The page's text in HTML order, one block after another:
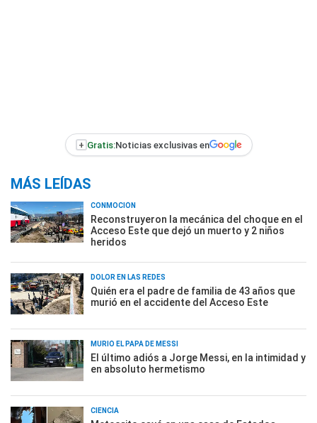
+ Gratis:Noticias exclusivas en
MÁS LEÍDAS
CONMOCIÓN
Reconstruyeron la mecánica del choque en el
Acceso Este que dejó un muerto y 2 niños
heridos
DOLOR EN LAS REDES
Quién era el padre de familia de 43 años que
murió en el accidente del Acceso Este
MURIÓ EL PAPÁ DE MESSI
El último adiós a Jorge Messi, en la intimidad y
en absoluto hermetismo
CIENCIA